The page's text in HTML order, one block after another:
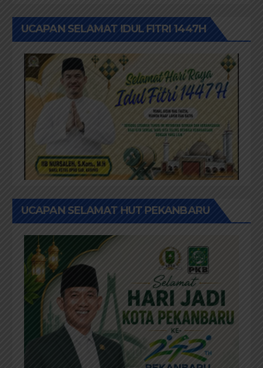
UCAPAN SELAMAT IDUL FITRI 1447H
UCAPAN SELAMAT HUT PEKANBARU